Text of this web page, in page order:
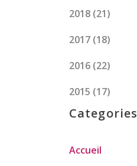
2018 (21)
2017 (18)
2016 (22)
2015 (17)
Categories
Accueil